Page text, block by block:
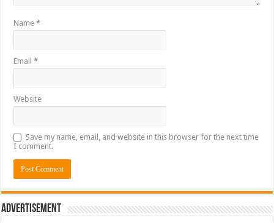
Name*
Email*
Website
Save my name, email, and website in this browser for the next time
I comment.
Advertisement